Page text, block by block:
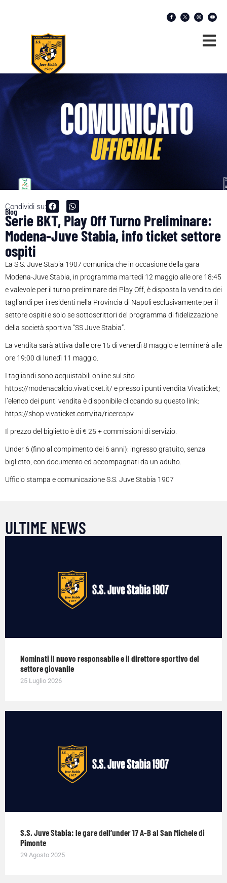
Condividi su:
Blog
Serie BKT, Play Off Turno Preliminare:
Modena-Juve Stabia, info ticket settore
ospiti
La S.S. Juve Stabia 1907 comunica che in occasione della gara
Modena-Juve Stabia, in programma martedì 12 maggio alle ore 18:45
e valevole per il turno preliminare dei Play Off, è disposta la vendita dei
tagliandi per i residenti nella Provincia di Napoli esclusivamente per il
settore ospiti e solo se sottoscrittori del programma di fidelizzazione
della società sportiva “SS Juve Stabia”.
La vendita sarà attiva dalle ore 15 di venerdì 8 maggio e terminerà alle
ore 19:00 di lunedì 11 maggio.
I tagliandi sono acquistabili online sul sito
https://modenacalcio.vivaticket.it/ e presso i punti vendita Vivaticket;
l’elenco dei punti vendita è disponibile cliccando su questo link:
https://shop.vivaticket.com/ita/ricercapv
Il prezzo del biglietto è di € 25 + commissioni di servizio.
Under 6 (fino al compimento dei 6 anni): ingresso gratuito, senza
biglietto, con documento ed accompagnati da un adulto.
Ufficio stampa e comunicazione S.S. Juve Stabia 1907
ULTIME NEWS
Nominati il nuovo responsabile e il direttore sportivo del
settore giovanile
25 Luglio 2026
S.S. Juve Stabia: le gare dell’under 17 A-B al San Michele di
Pimonte
29 Agosto 2025